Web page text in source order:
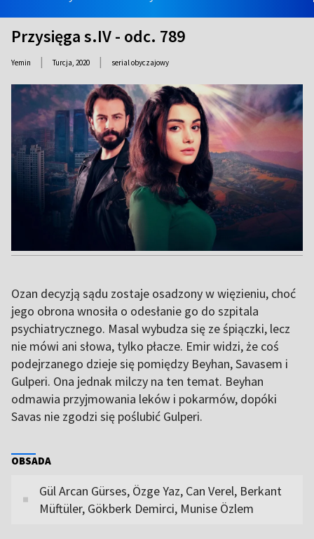
Przysięga s.IV - odc. 789
Yemin | Turcja, 2020 | serial obyczajowy
Ozan decyzją sądu zostaje osadzony w więzieniu, choć
jego obrona wnosiła o odesłanie go do szpitala
psychiatrycznego. Masal wybudza się ze śpiączki, lecz
nie mówi ani słowa, tylko płacze. Emir widzi, że coś
podejrzanego dzieje się pomiędzy Beyhan, Savasem i
Gulperi. Ona jednak milczy na ten temat. Beyhan
odmawia przyjmowania leków i pokarmów, dopóki
Savas nie zgodzi się poślubić Gulperi.
OBSADA
Gül Arcan Gürses, Özge Yaz, Can Verel, Berkant
Müftüler, Gökberk Demirci, Munise Özlem